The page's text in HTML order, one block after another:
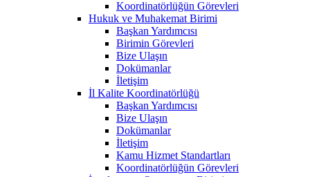
Koordinatörlüğün Görevleri
Hukuk ve Muhakemat Birimi
Başkan Yardımcısı
Birimin Görevleri
Bize Ulaşın
Dokümanlar
İletişim
İl Kalite Koordinatörlüğü
Başkan Yardımcısı
Bize Ulaşın
Dokümanlar
İletişim
Kamu Hizmet Standartları
Koordinatörlüğün Görevleri